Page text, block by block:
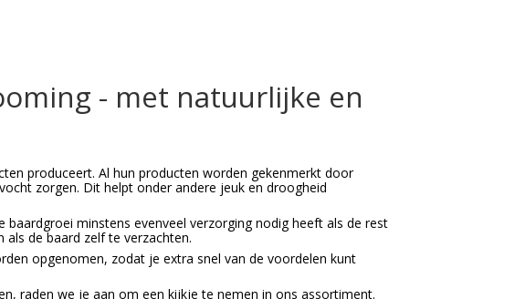
- met natuurlijke en
produceert. Al hun producten worden gekenmerkt door
zorgen. Dit helpt onder andere jeuk en droogheid
minstens evenveel verzorging nodig heeft als de rest
als de baard zelf te verzachten.
opgenomen, zodat je extra snel van de voordelen kunt
raden we je aan om een kijkje te nemen in ons assortiment.